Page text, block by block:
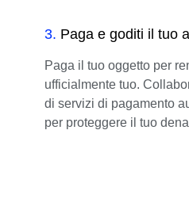
3. Paga e goditi il tuo
Paga il tuo oggetto per
ufficialmente tuo.
di servizi di pagamento
per proteggere il tuo